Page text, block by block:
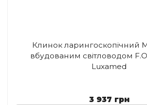
Клинок ларингоскопічний
вбудованим світловодом
Luxamed
3 937 грн